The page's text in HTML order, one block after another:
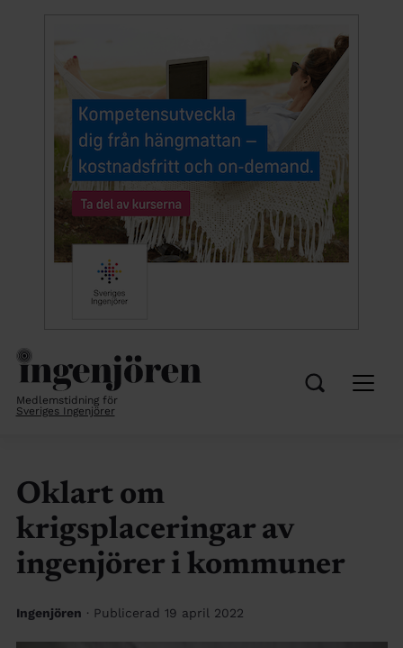
Medlemstidning för
Sveriges Ingenjörer
Oklart om
krigsplaceringar av
ingenjörer i kommuner
Ingenjören · Publicerad 19 april 2022